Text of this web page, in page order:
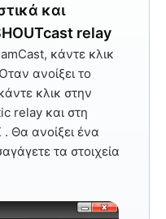
και
relay
κάντε κλικ
ανοίξει το
κλικ στην
relay και στη
. Θα ανοίξει ένα
τα στοιχεία